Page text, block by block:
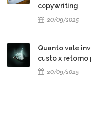
copywriting
20/09/2025
Quanto vale
custo x retorno
20/09/2025